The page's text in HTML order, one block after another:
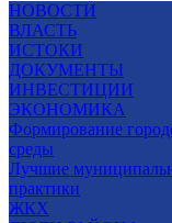
НОВОСТИ
ВЛАСТЬ
ИСТОКИ
ДОКУМЕНТЫ
ИНВЕСТИЦИИ
ЭКОНОМИКА
Формирование
среды
Лучшие
практики
ЖКХ